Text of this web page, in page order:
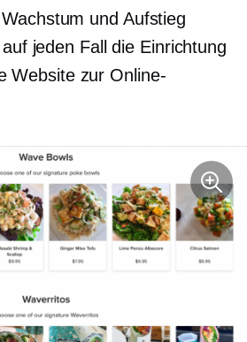
und Aufstieg
jeden Fall die Einrichtung
Website zur Online-